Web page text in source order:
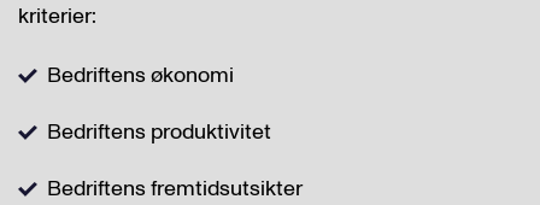
kriterier:
Bedriftens økonomi
Bedriftens produktivitet
Bedriftens fremtidsutsikter